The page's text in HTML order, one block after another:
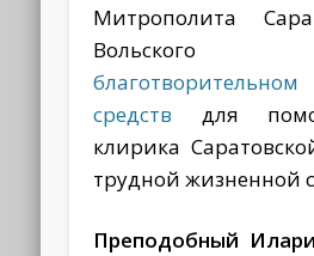
Митрополита
Вольского
средств
для
клирика
трудной жизненной
Преподобный